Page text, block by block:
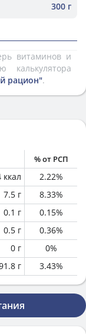
300 г
витаминов и
рацион".
% от РСП
ккал 2.22%
7.5 г 8.33%
0.1 г 0.15%
0.5 г 0.36%
0 г 0%
г 3.43%